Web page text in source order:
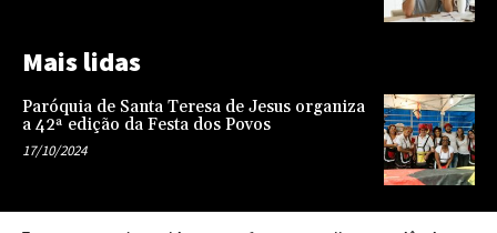
Mais lidas
Paróquia de Santa Teresa de Jesus organiza
a 42ª edição da Festa dos Povos
17/10/2024